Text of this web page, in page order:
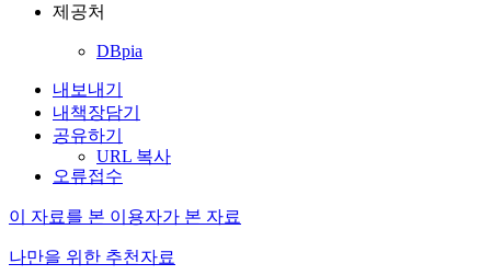
제공처
DBpia
내보내기
내책장담기
공유하기
URL 복사
오류접수
이 자료를 본 이용자가 본 자료
나만을 위한 추천자료